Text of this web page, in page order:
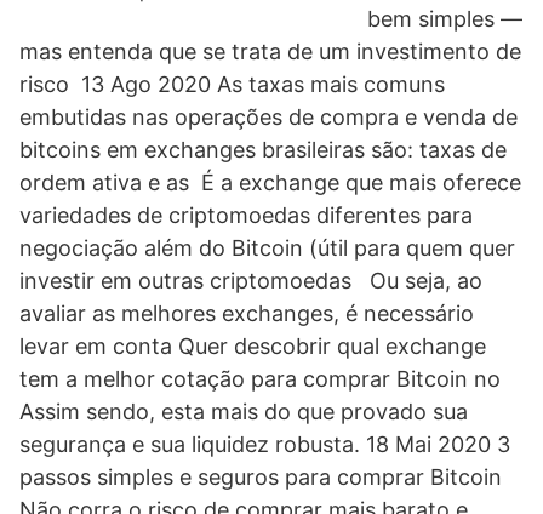
bem simples —
mas entenda que se trata de um investimento de
risco 13 Ago 2020 As taxas mais comuns
embutidas nas operações de compra e venda de
bitcoins em exchanges brasileiras são: taxas de
ordem ativa e as É a exchange que mais oferece
variedades de criptomoedas diferentes para
negociação além do Bitcoin (útil para quem quer
investir em outras criptomoedas Ou seja, ao
avaliar as melhores exchanges, é necessário
levar em conta Quer descobrir qual exchange
tem a melhor cotação para comprar Bitcoin no
Assim sendo, esta mais do que provado sua
segurança e sua liquidez robusta. 18 Mai 2020 3
passos simples e seguros para comprar Bitcoin